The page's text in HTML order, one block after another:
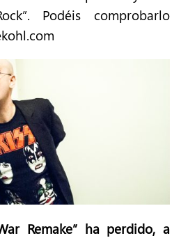
Podéis comprobarlo
Remake” ha perdido, a